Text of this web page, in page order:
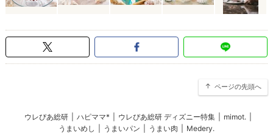
ページの先頭へ
ウレぴあ総研 ハピママ* ウレぴあ総研 ディズニー特集 mimot.
うまいめし
うまいパン うまい肉 Medery.